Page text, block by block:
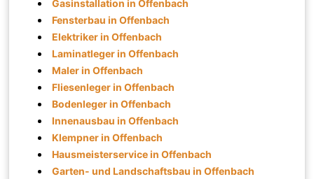
Gasinstallation in Offenbach
Fensterbau in Offenbach
Elektriker in Offenbach
Laminatleger in Offenbach
Maler in Offenbach
Fliesenleger in Offenbach
Bodenleger in Offenbach
Innenausbau in Offenbach
Klempner in Offenbach
Hausmeisterservice in Offenbach
Garten- und Landschaftsbau in Offenbach